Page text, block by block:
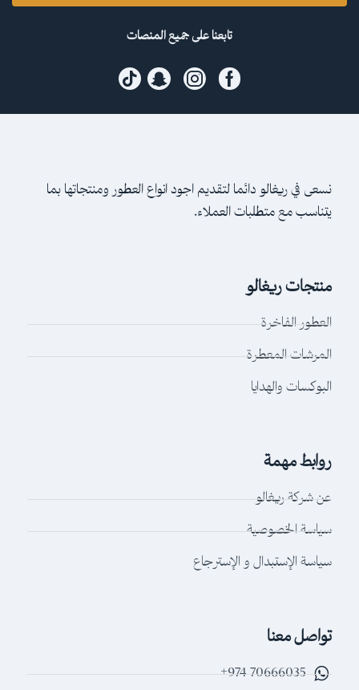
تابعنا على جميع المنصات
نسعى في ريغالو دائما لتقديم اجود انواع العطور ومنتجاتها بما
يتناسب مع متطلبات العملاء.
منتجات ريغالو
العطور الفاخرة
المرشات المعطرة
البوكسات والهدايا
روابط مهمة
عن شركة ريغالو
سياسة الخصوصية
سياسة الإستبدال و الإسترجاع
تواصل معنا
70666035 974+